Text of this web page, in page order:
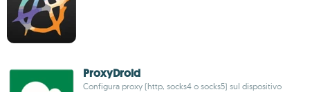
ProxyDroid
Configura proxy (http, socks4 o socks5) sul dispositivo